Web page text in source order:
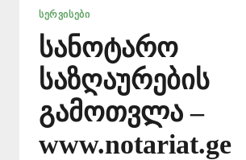
ᲡᲔᲠᲕᲘᲡᲔᲑᲘ
სანოტარო
საზღაურების
გამოთვლა –
www.notariat.ge